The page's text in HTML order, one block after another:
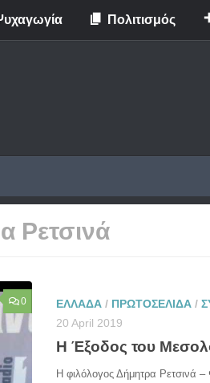
Πολιτισμός
Ρετσινά
0 ΕΛΛΑΔΑ / ΠΡΩΤΟΣΕΛΙΔΑ /
20 April 2019
Η Έξοδος του
Η φιλόλογος Δήμητρα Ρετσινά –